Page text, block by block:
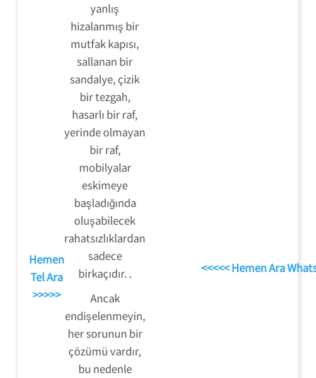
Hemen
Tel Ara
>>>>>
yanlış
hizalanmış bir
mutfak kapısı,
sallanan bir
sandalye, çizik
bir tezgah,
hasarlı bir raf,
yerinde olmayan
bir raf,
mobilyalar
eskimeye
başladığında
oluşabilecek
rahatsızlıklardan
sadece
birkaçıdır. .
Ancak
endişelenmeyin,
her sorunun bir
çözümü vardır,
bu nedenle
<<<<< Hemen Ara